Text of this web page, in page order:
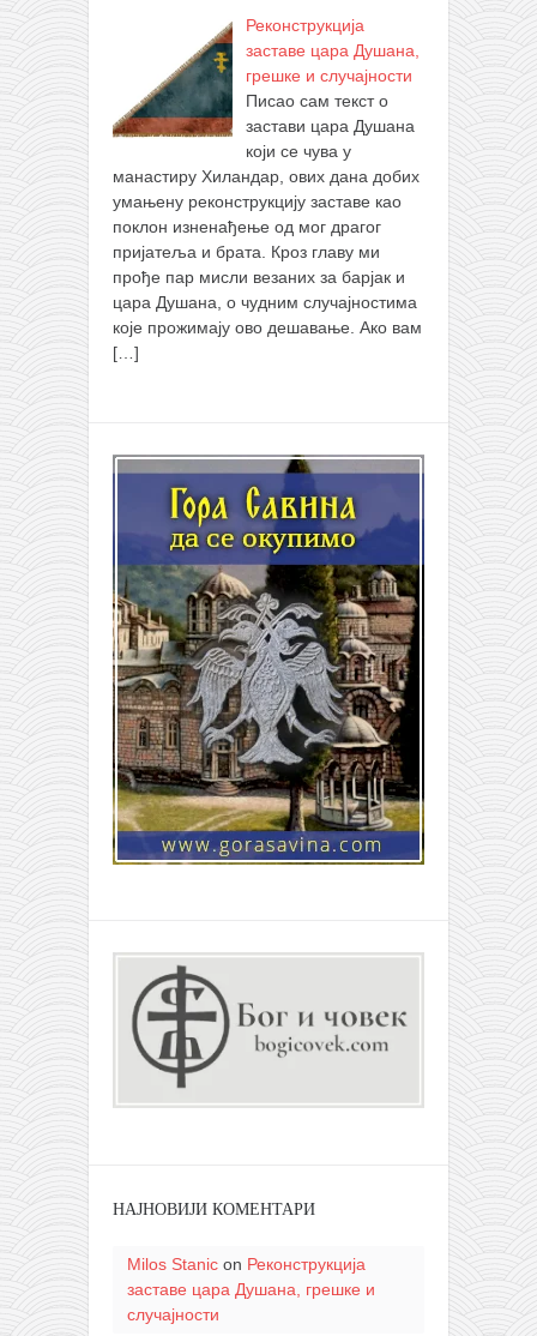
Реконструкција
заставе цара Душана,
грешке и случајности
Писао сам текст о
застави цара Душана
који се чува у
манастиру Хиландар, ових дана добих
умањену реконструкцију заставе као
поклон изненађење од мог драгог
пријатеља и брата. Кроз главу ми
прође пар мисли везаних за барјак и
цара Душана, о чудним случајностима
које прожимају ово дешавање. Ако вам
[…]
НАЈНОВИЈИ КОМЕНТАРИ
Milos Stanicon Реконструкција
заставе цара Душана, грешке и
случајности